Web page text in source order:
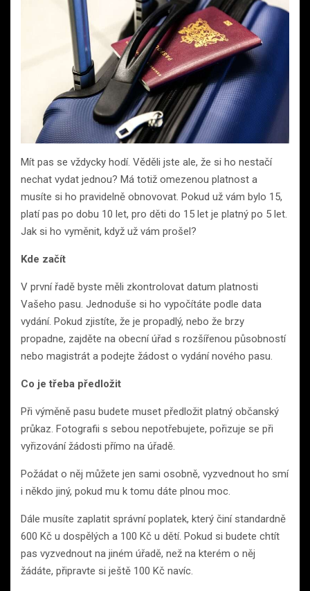
Mít pas se vždycky hodí. Věděli jste ale, že si ho nestačí
nechat vydat jednou? Má totiž omezenou platnost a
musíte si ho pravidelně obnovovat. Pokud už vám bylo 15,
platí pas po dobu 10 let, pro děti do 15 let je platný po 5 let.
Jak si ho vyměnit, když už vám prošel?
Kde začít
V první řadě byste měli zkontrolovat datum platnosti
Vašeho pasu. Jednoduše si ho vypočítáte podle data
vydání. Pokud zjistíte, že je propadlý, nebo že brzy
propadne, zajděte na obecní úřad s rozšířenou působností
nebo magistrát a podejte žádost o vydání nového pasu.
Co je třeba předložit
Při výměně pasu budete muset předložit platný občanský
průkaz. Fotografii s sebou nepotřebujete, pořizuje se při
vyřizování žádosti přímo na úřadě.
Požádat o něj můžete jen sami osobně, vyzvednout ho smí
i někdo jiný, pokud mu k tomu dáte plnou moc.
Dále musíte zaplatit správní poplatek, který činí standardně
600 Kč u dospělých a 100 Kč u dětí. Pokud si budete chtít
pas vyzvednout na jiném úřadě, než na kterém o něj
žádáte, připravte si ještě 100 Kč navíc.